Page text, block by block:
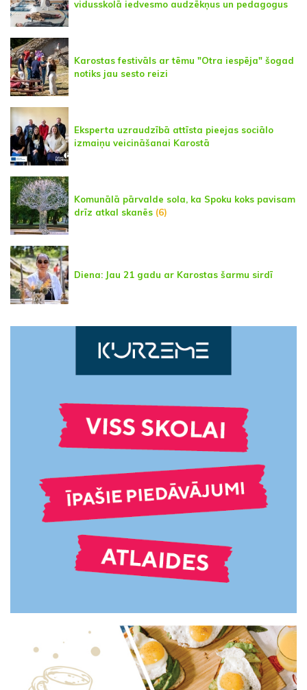
vidusskolā iedvesmo audzēkņus un pedagogus
Karostas festivāls ar tēmu "Otra iespēja" šogad
notiks jau sesto reizi
Eksperta uzraudzībā attīsta pieejas sociālo
izmaiņu veicināšanai Karostā
Komunālā pārvalde sola, ka Spoku koks pavisam
drīz atkal skanēs (6)
Diena: Jau 21 gadu ar Karostas šarmu sirdī